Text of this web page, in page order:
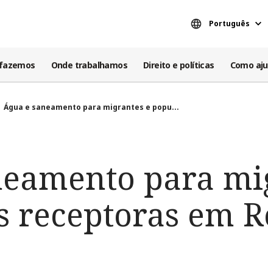
Português
Onde trabalhamos Direito e políticas Como
Água e saneamento para migrantes e popu...
para
receptoras em